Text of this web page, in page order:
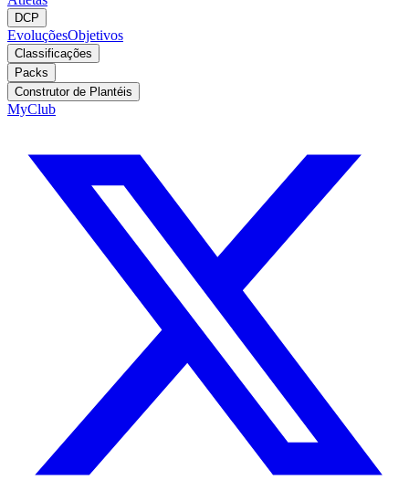
DCP
EvoluçõesObjetivos
Classificações
Packs
Construtor de Plantéis
MyClub